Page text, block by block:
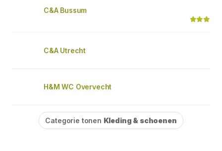
C&A Bussum
C&A Utrecht
H&M WC Overvecht
Categorie tonen Kleding & schoenen